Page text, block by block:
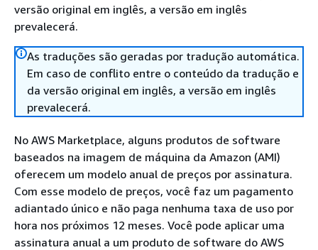
versão original em inglês, a versão em inglês
prevalecerá.
As traduções são geradas por tradução automática.
Em caso de conflito entre o conteúdo da tradução e
da versão original em inglês, a versão em inglês
prevalecerá.
No AWS Marketplace, alguns produtos de software
baseados na imagem de máquina da Amazon (AMI)
oferecem um modelo anual de preços por assinatura.
Com esse modelo de preços, você faz um pagamento
adiantado único e não paga nenhuma taxa de uso por
hora nos próximos 12 meses. Você pode aplicar uma
assinatura anual a um produto de software do AWS